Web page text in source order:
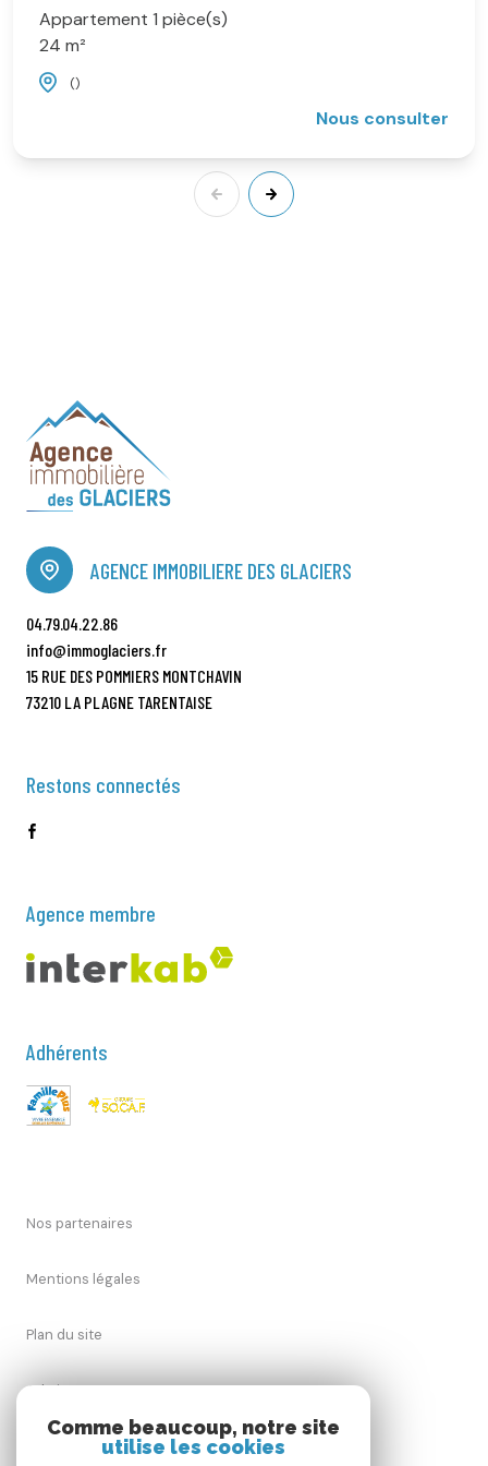
Appartement 1 pièce(s)
24 m²
()
Nous consulter
AGENCE IMMOBILIERE DES GLACIERS
04.79.04.22.86
info@immoglaciers.fr
15 RUE DES POMMIERS MONTCHAVIN
73210 LA PLAGNE TARENTAISE
Restons connectés
Agence membre
Adhérents
Nos partenaires
Mentions légales
Plan du site
Admin
Nos honoraires
Comme beaucoup, notre site
utilise les cookies